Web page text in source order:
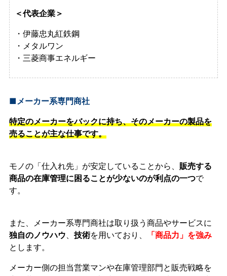
＜代表企業＞
・伊藤忠丸紅鉄鋼
・メタルワン
・三菱商事エネルギー
■メーカー系専門商社
特定のメーカーをバックに持ち、そのメーカーの製品を
売ることが主な仕事です。
モノの「仕入れ先」が安定していることから、 販売する
商品の在庫管理に困ることが少ないのが利点の一つで
す。
また、メーカー系専門商社は取り扱う商品やサービスに
独自のノウハウ
技術を用いており、
「商品力」を強み
とします。
メーカー側の担当営業マンや在庫管理部門と販売戦略を